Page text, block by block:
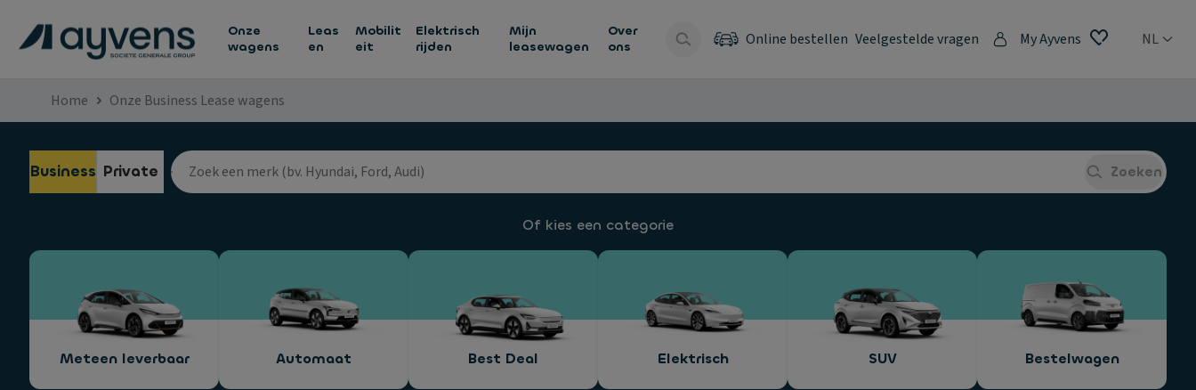
Onze
wagens
Leas
en
Mobilit
eit
Elektrisch
rijden
Mijn
leasewagen
Over
ons
Online bestellen Veelgestelde vragen My Ayvens NL
Home Onze Business Lease wagens
Business Private Zoeken
Of kies een categorie
Meteen leverbaar Automaat Best Deal Elektrisch SUV Bestelwagen